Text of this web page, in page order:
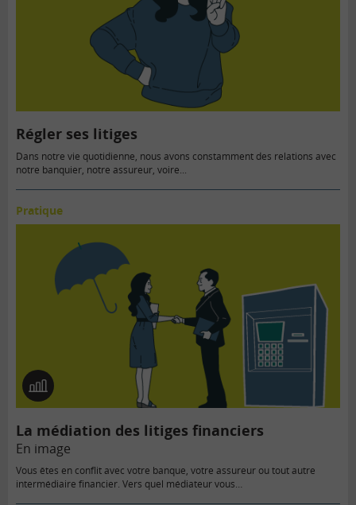
Régler ses litiges
Dans notre vie quotidienne, nous avons constamment des relations avec
notre banquier, notre assureur, voire...
Pratique
En
image
La médiation des litiges financiers
En image
Vous êtes en conflit avec votre banque, votre assureur ou tout autre
intermédiaire financier. Vers quel médiateur vous…